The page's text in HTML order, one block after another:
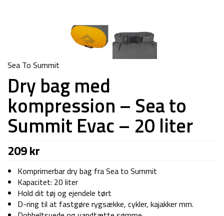
Sea To Summit
Dry bag med
kompression – Sea to
Summit Evac – 20 liter
209kr
Komprimerbar dry bag fra Sea to Summit
Kapacitet: 20 liter
Hold dit tøj og ejendele tørt
D-ring til at fastgøre rygsække, cykler, kajakker mm.